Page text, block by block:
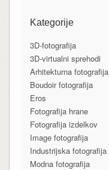
Kategorije
3D-fotografija
3D-virtualni sprehodi
Arhitekturna fotografija
Boudoir fotografija
Eros
Fotografija hrane
Fotografija izdelkov
Image fotografija
Industrijska fotografija
Modna fotografija